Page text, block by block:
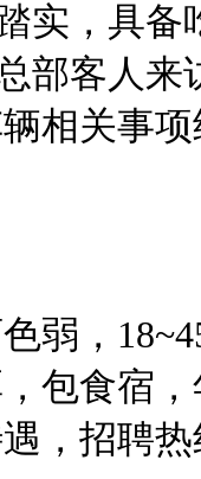
实，具备
部客人
相关事
弱，
包食宿
，招聘热